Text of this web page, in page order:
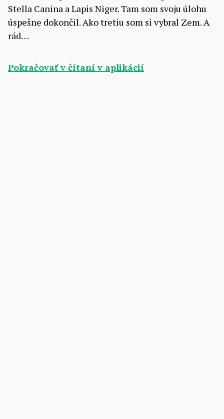
Stella Canina a Lapis Niger. Tam som svoju úlohu
úspešne dokončil. Ako tretiu som si vybral Zem. A
rád…
Pokračovať v čítaní v aplikácií